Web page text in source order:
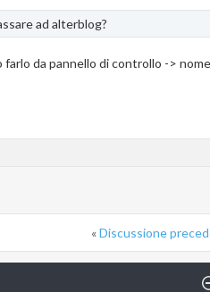
ad alterblog?
da pannello di controllo ->
«Discussione